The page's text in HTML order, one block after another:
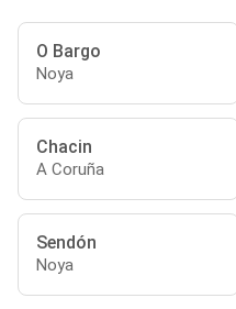
O Bargo
Noya
Chacin
A Coruña
Sendón
Noya